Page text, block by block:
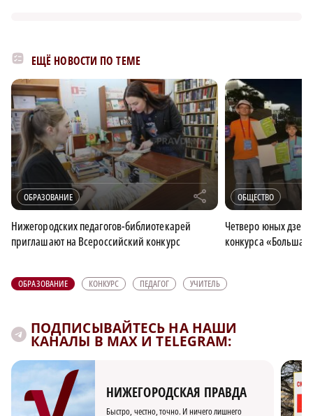
ЕЩЁ НОВОСТИ ПО ТЕМЕ
ОБРАЗОВАНИЕ r
Нижегородских педагогов-библиотекарей
приглашают на Всероссийский конкурс
ОБЩЕСТВО
Четверо юных
конкурса
ОБРАЗОВАНИЕ КОНКУРС ПЕДАГОГ УЧИТЕЛЬ
ПОДПИСЫВАЙТЕСЬ НА НАШИ
КАНАЛЫ В MAX И TELEGRAM:
НИЖЕГОРОДСКАЯ ПРАВДА
Быстро, честно, точно. И ничего лишнего